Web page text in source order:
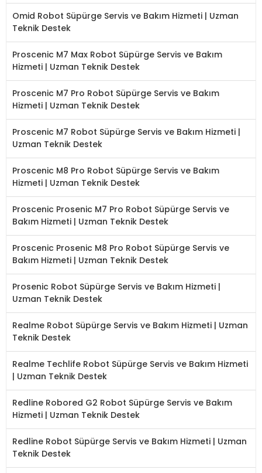
Omid Robot Süpürge Servis ve Bakım Hizmeti | Uzman
Teknik Destek
Proscenic M7 Max Robot Süpürge Servis ve Bakım
Hizmeti | Uzman Teknik Destek
Proscenic M7 Pro Robot Süpürge Servis ve Bakım
Hizmeti | Uzman Teknik Destek
Proscenic M7 Robot Süpürge Servis ve Bakım Hizmeti |
Uzman Teknik Destek
Proscenic M8 Pro Robot Süpürge Servis ve Bakım
Hizmeti | Uzman Teknik Destek
Proscenic Prosenic M7 Pro Robot Süpürge Servis ve
Bakım Hizmeti | Uzman Teknik Destek
Proscenic Prosenic M8 Pro Robot Süpürge Servis ve
Bakım Hizmeti | Uzman Teknik Destek
Prosenic Robot Süpürge Servis ve Bakım Hizmeti |
Uzman Teknik Destek
Realme Robot Süpürge Servis ve Bakım Hizmeti | Uzman
Teknik Destek
Realme Techlife Robot Süpürge Servis ve Bakım Hizmeti
| Uzman Teknik Destek
Redline Robored G2 Robot Süpürge Servis ve Bakım
Hizmeti | Uzman Teknik Destek
Redline Robot Süpürge Servis ve Bakım Hizmeti | Uzman
Teknik Destek